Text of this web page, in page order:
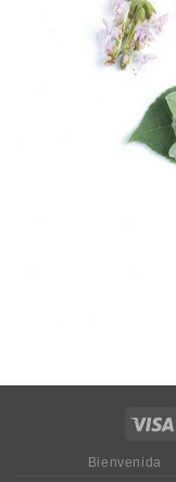
Bienvenida